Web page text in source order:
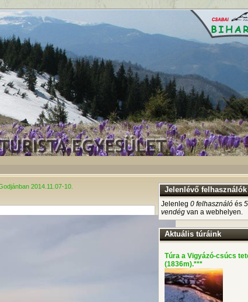
2014.11.07-10. Jelenlévő felhasználók
Jelenleg 0 felhasználó és 5
vendég van a webhelyen.
Aktuális túráink
Túra a Vigyázó-csúcs
(1836m).***